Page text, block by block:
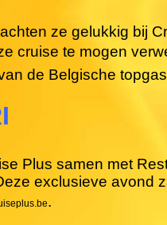
ze gelukkig bij
cruise te mogen
de Belgische
Plus samen met
exclusieve
.